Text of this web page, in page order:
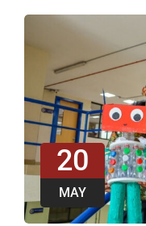
20
MAY